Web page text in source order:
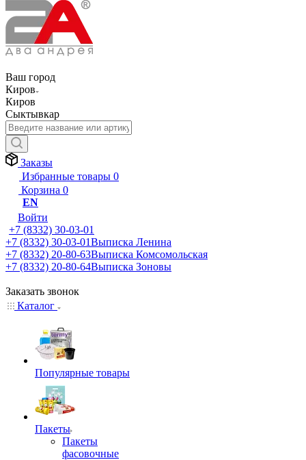
Ваш город
Киров
Киров
Сыктывкар
Заказы
Избранные товары 0
Корзина 0
EN
Войти
+7 (8332) 30-03-01
+7 (8332) 30-03-01Выписка Ленина
+7 (8332) 20-80-63Выписка Комсомольская
+7 (8332) 20-80-64Выписка Зоновы
Заказать звонок
Каталог
Популярные товары
Пакеты
Пакеты
фасовочные